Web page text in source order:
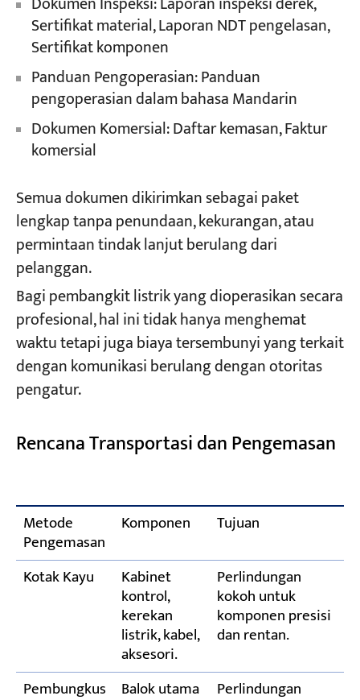
Sertifikat material, Laporan NDT pengelasan,
Sertifikat komponen
Panduan Pengoperasian: Panduan
pengoperasian dalam bahasa Mandarin
Dokumen Komersial: Daftar kemasan, Faktur
komersial
Semua dokumen dikirimkan sebagai paket
lengkap tanpa penundaan, kekurangan, atau
permintaan tindak lanjut berulang dari
pelanggan.
Bagi pembangkit listrik yang dioperasikan secara
profesional, hal ini tidak hanya menghemat
waktu tetapi juga biaya tersembunyi yang terkait
dengan komunikasi berulang dengan otoritas
pengatur.
Rencana Transportasi dan Pengemasan
Metode
Pengemasan
Komponen Tujuan
Kotak Kayu Kabinet
kontrol,
kerekan
listrik, kabel,
aksesori.
Perlindungan
kokoh untuk
komponen presisi
dan rentan.
Pembungkus Balok utama Perlindungan